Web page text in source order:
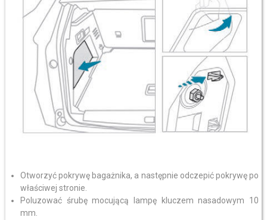
Otworzyć pokrywę bagażnika, a następnie odczepić pokrywę po
właściwej stronie.
Poluzować śrubę mocującą lampę kluczem nasadowym 10
mm.